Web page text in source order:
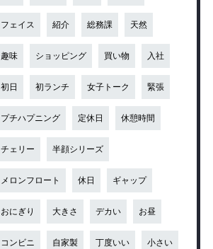
フェイス 紹介 総務課 天然
趣味 ショッピング 買い物 入社
初日 初ランチ 女子トーク 緊張
プチハプニング 定休日 休憩時間
チェリー 半顔シリーズ
メロンフロート 休日 ギャップ
おにぎり 大きさ デカい お昼
コンビニ 自家製 丁度いい 小さい